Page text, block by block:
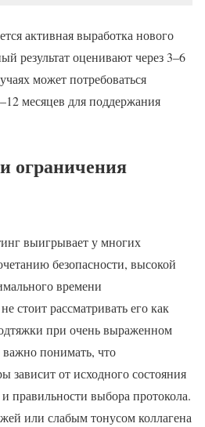
активная выработка нового
результат оценивают через 3–6
может потребоваться
месяцев для поддержания
ограничения
выигрывает у многих
безопасности, высокой
времени
стоит рассматривать его как
при очень выраженном
важно понимать, что
зависит от исходного состояния
правильности выбора протокола.
или слабым тонусом коллагена